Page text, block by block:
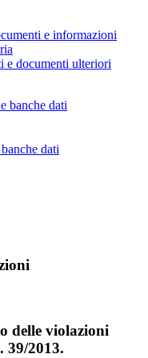
e informazioni
e documenti ulteriori
banche dati
dati
delle violazioni
39/2013.